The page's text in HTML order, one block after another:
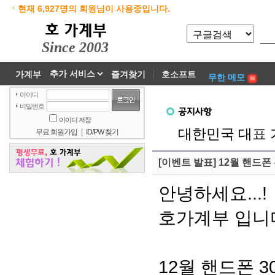
ㆍ현재 6,927명의 회원님이 사용중입니다.
Since 2003
가계부 즐겨찾기 호소프트 무한 메모
아이디
비밀번호
아이디 저장
무료 회원가입 ID/PW 찾기 대한민국 대표
[이벤트 발표] 12월 핸드
안녕하세요...!
호가계부 입니
12월 핸드폰